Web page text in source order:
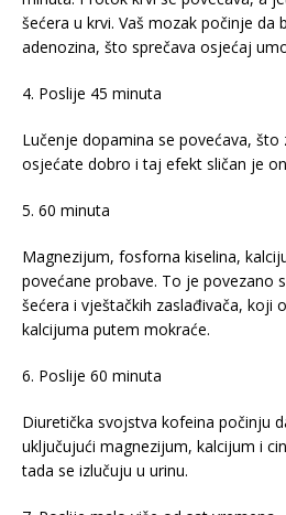
šećera u krvi. Vaš mozak počinje
adenozina, što sprečava osjećaj
4. Poslije 45 minuta
Lučenje dopamina se povećava, što
osjećate dobro i taj efekt sličan je
5. 60 minuta
Magnezijum, fosforna kiselina,
povećane probave. To je povezano
šećera i vještačkih zaslađivača, koji
kalcijuma putem mokraće.
6. Poslije 60 minuta
Diuretička svojstva kofeina počinju
uključujući magnezijum, kalcijum i
tada se izlučuju u urinu.